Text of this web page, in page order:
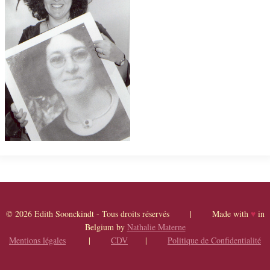
© 2026 Edith Soonckindt - Tous droits réservés | Made with ♥in
Belgium by Nathalie Materne
Mentions légales | CDV | Politique de Confidentialité